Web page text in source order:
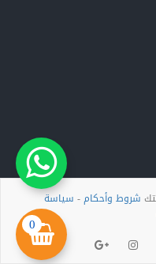
0
شروط وأحكام- سياسة